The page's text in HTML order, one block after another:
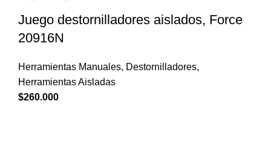
Juego destornilladores aislados, Force
20916N
Herramientas Manuales, Destornilladores,
Herramientas Aisladas
$260.000